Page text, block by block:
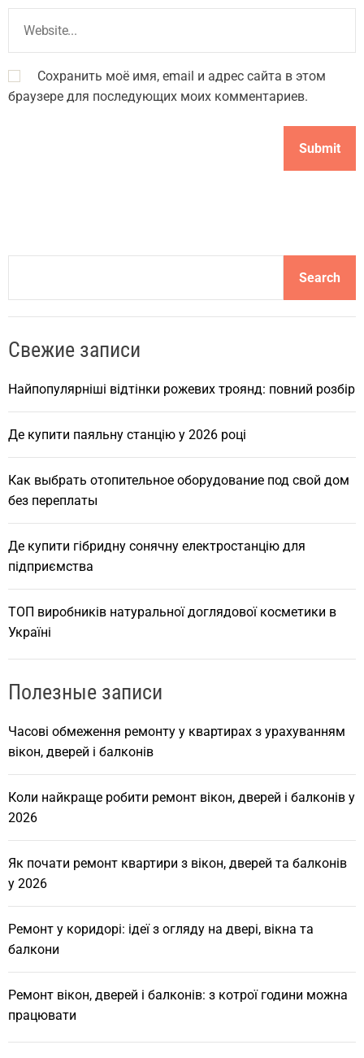
Сохранить моё имя, email и адрес сайта в этом
браузере для последующих моих комментариев.
c
Search
Свежие записи
Найпопулярніші відтінки рожевих троянд: повний розбір
Де купити паяльну станцію у 2026 році
Как выбрать отопительное оборудование под свой дом
без переплаты
Де купити гібридну сонячну електростанцію для
підприємства
ТОП виробників натуральної доглядової косметики в
Україні
Полезные записи
Часові обмеження ремонту у квартирах з урахуванням
вікон, дверей і балконів
Коли найкраще робити ремонт вікон, дверей і балконів у
2026
Як почати ремонт квартири з вікон, дверей та балконів
у 2026
Ремонт у коридорі: ідеї з огляду на двері, вікна та
балкони
Ремонт вікон, дверей і балконів: з котрої години можна
працювати